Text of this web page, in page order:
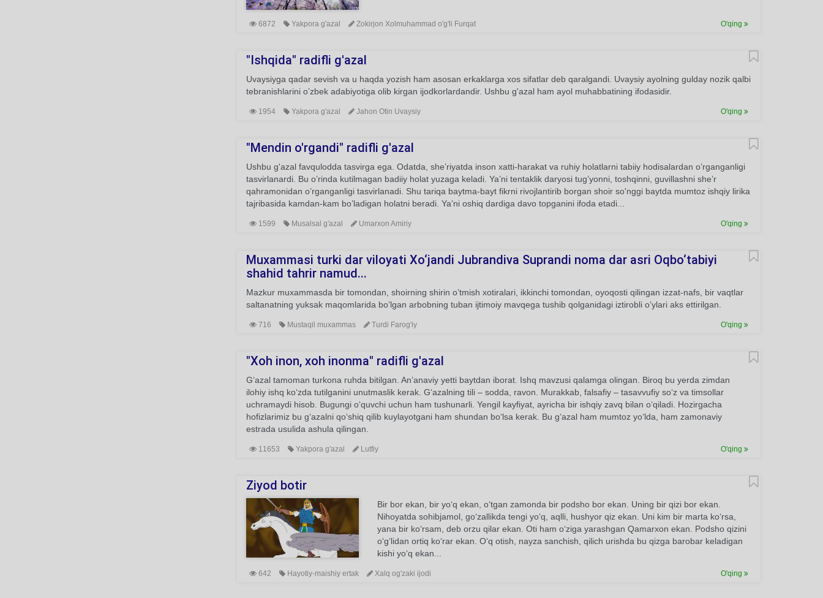
6872 Yakpora g'azal Zokirjon Xolmuhammad o'g'li Furqat O'qing
"Ishqida" radifli g'azal
Uvaysiyga qadar sevish va u haqda yozish ham asosan erkaklarga xos sifatlar deb qaralgandi. Uvaysiy ayolning gulday nozik qalbi
tebranishlarini o’zbek adabiyotiga olib kirgan ijodkorlardandir. Ushbu g'azal ham ayol muhabbatining ifodasidir.
1954 Yakpora g'azal Jahon Otin Uvaysiy O'qing
"Mendin o'rgandi" radifli g'azal
Ushbu g'azal favqulodda tasvirga ega. Odatda, she’riyatda inson xatti-harakat va ruhiy holatlarni tabiiy hodisalardan o’rganganligi
tasvirlanardi. Bu o’rinda kutilmagan badiiy holat yuzaga keladi. Ya’ni tentaklik daryosi tug’yonni, toshqinni, guvillashni she’r
qahramonidan o’rganganligi tasvirlanadi. Shu tariqa baytma-bayt fikrni rivojlantirib borgan shoir so'nggi baytda mumtoz ishqiy lirika
tajribasida kamdan-kam bo’ladigan holatni beradi. Ya’ni oshiq dardiga davo topganini ifoda etadi...
1599 Musalsal g'azal Umarxon Amiriy O'qing
Muxammasi turki dar viloyati Xo‘jandi Jubrandiva Suprandi noma dar asri Oqbo‘tabiyi
shahid tahrir namud...
Mazkur muxammasda bir tomondan, shoirning shirin o’tmish xotiralari, ikkinchi tomondan, oyoqosti qilingan izzat-nafs, bir vaqtlar
saltanatning yuksak maqomlarida bo’lgan arbobning tuban ijtimoiy mavqega tushib qolganidagi iztirobli o’ylari aks ettirilgan.
716 Mustaqil muxammas Turdi Farog'iy O'qing
"Xoh inon, xoh inonma" radifli g'azal
G‘azal tamoman turkona ruhda bitilgan. An’anaviy yetti baytdan iborat. Ishq mavzusi qalamga olingan. Biroq bu yerda zimdan
ilohiy ishq ko‘zda tutilganini unutmaslik kerak. G‘azalning tili – sodda, ravon. Murakkab, falsafiy – tasavvufiy so‘z va timsollar
uchramaydi hisob. Bugungi o‘quvchi uchun ham tushunarli. Yengil kayfiyat, ayricha bir ishqiy zavq bilan o‘qiladi. Hozirgacha
hofizlarimiz bu g‘azalni qo‘shiq qilib kuylayotgani ham shundan bo‘lsa kerak. Bu g‘azal ham mumtoz yo‘lda, ham zamonaviy
estrada usulida ashula qilingan.
11653 Yakpora g'azal Lutfiy O'qing
Ziyod botir
Bir bor ekan, bir yo‘q ekan, o‘tgan zamonda bir podsho bor ekan. Uning bir qizi bor ekan.
Nihoyatda sohibjamol, go‘zallikda tengi yo‘q, aqlli, hushyor qiz ekan. Uni kim bir marta ko‘rsa,
yana bir ko‘rsam, deb orzu qilar ekan. Oti ham o‘ziga yarashgan Qamarxon ekan. Podsho qizini
o‘g‘lidan ortiq ko‘rar ekan. O‘q otish, nayza sanchish, qilich urishda bu qizga barobar keladigan
kishi yo‘q ekan...
642 Hayotiy-maishiy ertak Xalq og'zaki ijodi O'qing